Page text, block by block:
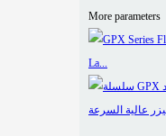
More parameters